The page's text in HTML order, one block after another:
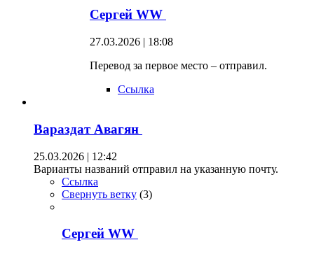
Сергей WW
27.03.2026 | 18:08
Перевод за первое место – отправил.
Ссылка
Вараздат Авагян
25.03.2026 | 12:42
Варианты названий отправил на указанную почту.
Ссылка
Свернуть ветку (3)
Сергей WW